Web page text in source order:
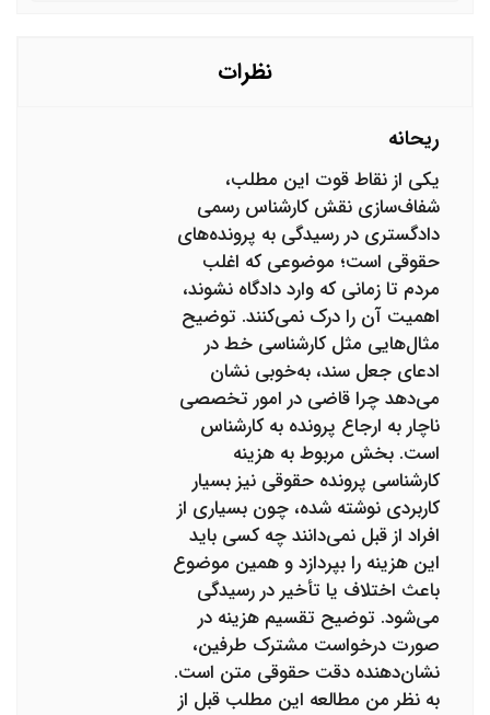
نظرات
ریحانه
یکی از نقاط قوت این مطلب،
شفاف‌سازی نقش کارشناس رسمی
دادگستری در رسیدگی به پرونده‌های
حقوقی است؛ موضوعی که اغلب
مردم تا زمانی که وارد دادگاه نشوند،
اهمیت آن را درک نمی‌کنند. توضیح
مثال‌هایی مثل کارشناسی خط در
ادعای جعل سند، به‌خوبی نشان
می‌دهد چرا قاضی در امور تخصصی
ناچار به ارجاع پرونده به کارشناس
است. بخش مربوط به هزینه
کارشناسی پرونده حقوقی نیز بسیار
کاربردی نوشته شده، چون بسیاری از
افراد از قبل نمی‌دانند چه کسی باید
این هزینه را بپردازد و همین موضوع
باعث اختلاف یا تأخیر در رسیدگی
می‌شود. توضیح تقسیم هزینه در
صورت درخواست مشترک طرفین،
نشان‌دهنده دقت حقوقی متن است.
به نظر من مطالعه این مطلب قبل از